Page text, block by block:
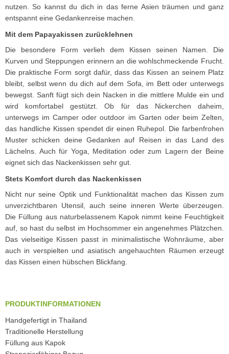
nutzen. So kannst du dich in das ferne Asien träumen und ganz
entspannt eine Gedankenreise machen.
Mit dem Papayakissen zurücklehnen
Die besondere Form verlieh dem Kissen seinen Namen. Die
Kurven und Steppungen erinnern an die wohlschmeckende Frucht.
Die praktische Form sorgt dafür, dass das Kissen an seinem Platz
bleibt, selbst wenn du dich auf dem Sofa, im Bett oder unterwegs
bewegst. Sanft fügt sich dein Nacken in die mittlere Mulde ein und
wird komfortabel gestützt. Ob für das Nickerchen daheim,
unterwegs im Camper oder outdoor im Garten oder beim Zelten,
das handliche Kissen spendet dir einen Ruhepol. Die farbenfrohen
Muster schicken deine Gedanken auf Reisen in das Land des
Lächelns. Auch für Yoga, Meditation oder zum Lagern der Beine
eignet sich das Nackenkissen sehr gut.
Stets Komfort durch das Nackenkissen
Nicht nur seine Optik und Funktionalität machen das Kissen zum
unverzichtbaren Utensil, auch seine inneren Werte überzeugen.
Die Füllung aus naturbelassenem Kapok nimmt keine Feuchtigkeit
auf, so hast du selbst im Hochsommer ein angenehmes Plätzchen.
Das vielseitige Kissen passt in minimalistische Wohnräume, aber
auch in verspielten und asiatisch angehauchten Räumen erzeugt
das Kissen einen hübschen Blickfang.
PRODUKTINFORMATIONEN
Handgefertigt in Thailand
Traditionelle Herstellung
Füllung aus Kapok